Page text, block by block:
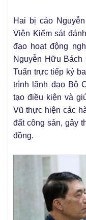
Hai bị cáo
Viện Kiểm sát
đạo hoạt động
Nguyễn Hữu Bách
Tuấn trực tiếp ký
trình lãnh đạo Bộ
tạo điều kiện và
Vũ thực hiện các
đất công sản, gây
đồng.